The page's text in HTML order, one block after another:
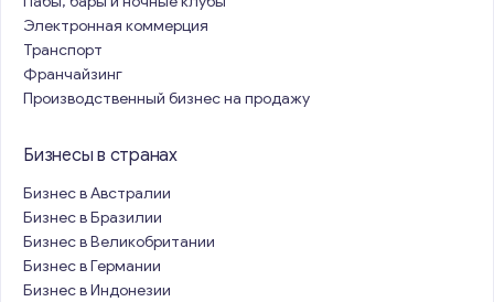
Электронная коммерция
Транспорт
Франчайзинг
Производственный бизнес на продажу
Бизнесы в странах
Бизнес в Австралии
Бизнес в Бразилии
Бизнес в Великобритании
Бизнес в Германии
Бизнес в Индонезии